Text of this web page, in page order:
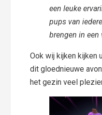
een leuke
pups van
brengen in een
Ook wij kijken kijken
dit gloednieuwe
het gezin veel